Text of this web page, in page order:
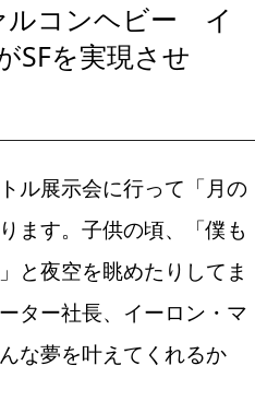
コンヘビー イ
SFを実現させ
ル展示会に行って「月の
ます。子供の頃、「僕も
と夜空を眺めたりしてま
ター社長、イーロン・マ
な夢を叶えてくれるか